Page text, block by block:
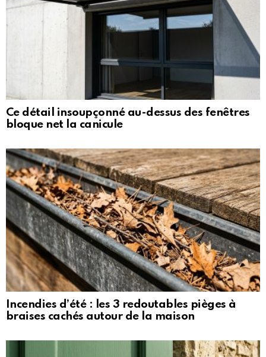
Ce détail insoupçonné au-dessus des fenêtres
bloque net la canicule
Incendies d’été : les 3 redoutables pièges à
braises cachés autour de la maison